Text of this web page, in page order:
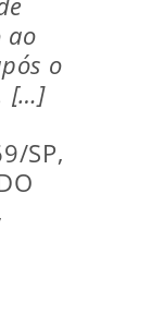
ao
o
[…]
SP,